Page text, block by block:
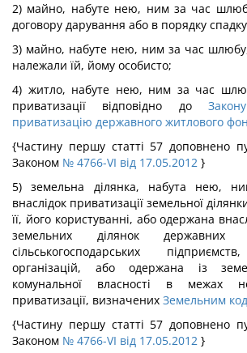
2) майно, набуте нею, ним за час
договору дарування або в порядку
3) майно, набуте нею, ним за час
належали їй, йому особисто;
4) житло, набуте нею, ним за час
приватизації відповідно до
приватизацію державного житлового
{Частину першу статті 57 доповнено
Законом № 4766-VI від 17.05.2012 }
5) земельна ділянка, набута нею,
внаслідок приватизації земельної
її, його користуванні, або одержана
земельних ділянок державних
сільськогосподарських
організацій, або одержана із
комунальної власності в межах
приватизації, визначених Земельним
{Частину першу статті 57 доповнено
Законом № 4766-VI від 17.05.2012 }